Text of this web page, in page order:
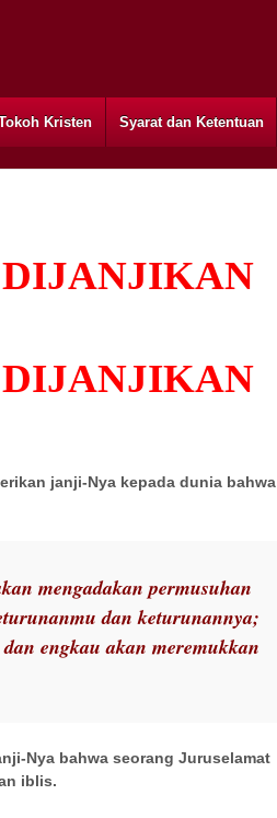
Kristen Syarat dan Ketentuan
janji-Nya kepada dunia bahwa
mengadakan permusuhan
dan keturunannya;
engkau akan meremukkan
Nya bahwa seorang Juruselamat
iblis.